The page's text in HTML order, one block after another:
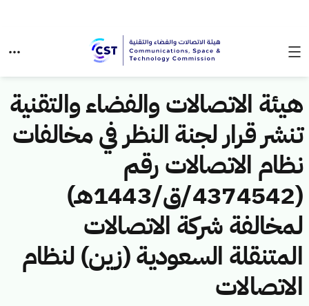
هيئة الاتصالات والفضاء والتقنية
تنشر قرار لجنة النظر في مخالفات
نظام الاتصالات رقم
(4374542/ق/1443هـ)
لمخالفة شركة الاتصالات
المتنقلة السعودية (زين) لنظام
الاتصالات